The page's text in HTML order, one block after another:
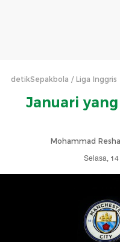
detikSepakbola Liga Inggris
Januari
Mohammad
Selasa,